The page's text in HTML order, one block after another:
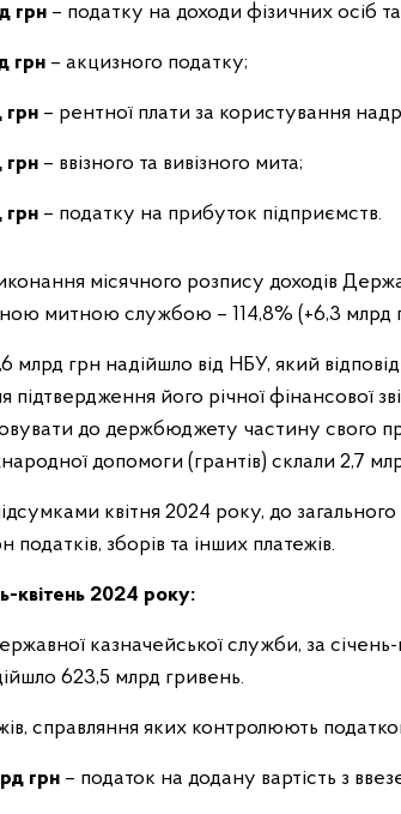
грн – податку на доходи фізичних осіб
грн – акцизного податку;
грн – рентної плати за користування
грн – ввізного та вивізного мита;
грн – податку на прибуток підприємств.
місячного розпису доходів
митною службою – 114,8% (+6,3 млрд
млрд грн надійшло від НБУ, який
підтвердження його річної фінансової
до держбюджету частину свого
допомоги (грантів) склали 2,7
квітня 2024 року, до
податків, зборів та інших платежів.
квітень 2024 року:
казначейської служби, за
623,5 млрд гривень.
справляння яких контролюють
грн – податок на додану вартість з